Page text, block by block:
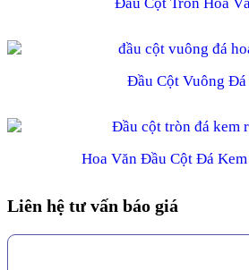
Đầu Cột Vuông Đá
Hoa Văn Đầu Cột Đá
Liên hệ tư vấn báo giá